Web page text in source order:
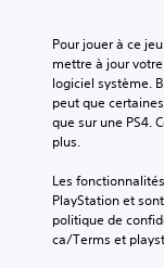
Pour jouer à ce
mettre à jour
logiciel système.
peut que
que sur une PS4.
plus.
Les
PlayStation et
politique de
ca/Terms et